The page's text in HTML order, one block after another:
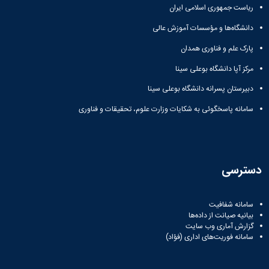
مرتبط
بنیاد
نخبگان
شرکت
های
دانش
آئین
نامه
پژوهشی
فرم
های
پژوهشی
ریاست جمهوری اسلامی ایران
دانشگاه‌ها و مؤسسات آموزش عالی
پارک علم و فناوری همدان
مرکز آپا دانشگاه بوعلی سینا
دبیرستان پسرانه دانشگاه بوعلی سینا
سامانه پاسخگوئی به شکایات وزارت علوم، تحقیقات و فناوری
دسترسی
سامانه شفافیت
بیانیه صیانت از داده‌ها
گزارش آماری وب‌ سایت
سامانه فوریت‌های اداری (فؤاد)